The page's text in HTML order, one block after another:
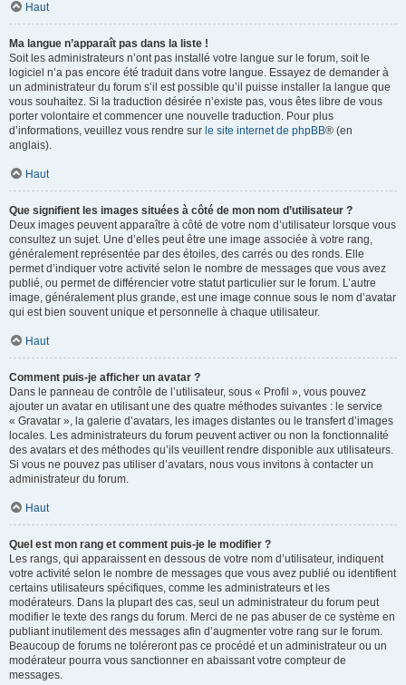
Haut
Ma langue n’apparaît pas dans la liste !
Soit les administrateurs n’ont pas installé votre langue sur le forum, soit le
logiciel n’a pas encore été traduit dans votre langue. Essayez de demander à
un administrateur du forum s’il est possible qu’il puisse installer la langue que
vous souhaitez. Si la traduction désirée n’existe pas, vous êtes libre de vous
porter volontaire et commencer une nouvelle traduction. Pour plus
d’informations, veuillez vous rendre sur le site internet de phpBB® (en
anglais).
Haut
Que signifient les images situées à côté de mon nom d’utilisateur ?
Deux images peuvent apparaître à côté de votre nom d’utilisateur lorsque vous
consultez un sujet. Une d’elles peut être une image associée à votre rang,
généralement représentée par des étoiles, des carrés ou des ronds. Elle
permet d’indiquer votre activité selon le nombre de messages que vous avez
publié, ou permet de différencier votre statut particulier sur le forum. L’autre
image, généralement plus grande, est une image connue sous le nom d’avatar
qui est bien souvent unique et personnelle à chaque utilisateur.
Haut
Comment puis-je afficher un avatar ?
Dans le panneau de contrôle de l’utilisateur, sous « Profil », vous pouvez
ajouter un avatar en utilisant une des quatre méthodes suivantes : le service
« Gravatar », la galerie d’avatars, les images distantes ou le transfert d’images
locales. Les administrateurs du forum peuvent activer ou non la fonctionnalité
des avatars et des méthodes qu’ils veuillent rendre disponible aux utilisateurs.
Si vous ne pouvez pas utiliser d’avatars, nous vous invitons à contacter un
administrateur du forum.
Haut
Quel est mon rang et comment puis-je le modifier ?
Les rangs, qui apparaissent en dessous de votre nom d’utilisateur, indiquent
votre activité selon le nombre de messages que vous avez publié ou identifient
certains utilisateurs spécifiques, comme les administrateurs et les
modérateurs. Dans la plupart des cas, seul un administrateur du forum peut
modifier le texte des rangs du forum. Merci de ne pas abuser de ce système en
publiant inutilement des messages afin d’augmenter votre rang sur le forum.
Beaucoup de forums ne toléreront pas ce procédé et un administrateur ou un
modérateur pourra vous sanctionner en abaissant votre compteur de
messages.